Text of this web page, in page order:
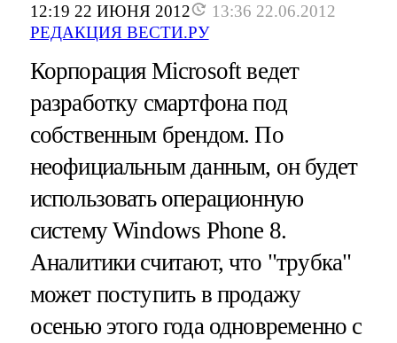
12:19 22 ИЮНЯ 2012
13:36 22.06.2012
РЕДАКЦИЯ ВЕСТИ.РУ
Корпорация Microsoft ведет
разработку смартфона под
собственным брендом. По
неофициальным данным, он будет
использовать операционную
систему Windows Phone 8.
Аналитики считают, что "трубка"
может поступить в продажу
осенью этого года одновременно с